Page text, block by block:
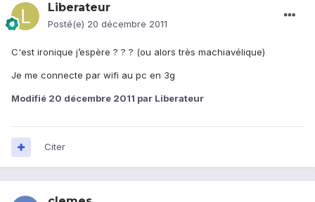
Liberateur
Posté(e) 20 décembre 2011
C'est ironique j’espère ? ? ? (ou alors très machiavélique)
Je me connecte par wifi au pc en 3g
Modifié 20 décembre 2011 par Liberateur
Citer